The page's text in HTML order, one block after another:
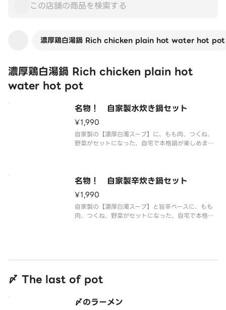
濃厚鶏白湯鍋 Rich chicken plain hot water hot pot
濃厚鶏白湯鍋 Rich chicken plain hot
water hot pot
名物！ 自家製水炊き鍋セット
¥1,990
自家製の【濃厚白濁スープ】に、もも肉、つくね、
野菜がセットになった、自宅で本格鍋が楽しめます
の調理が必要となります。
名物！ 自家製辛炊き鍋セット
¥1,990
自家製の【濃厚白濁スープ】と旨辛ベースに、もも
肉、つくね、野菜がセットになった、自宅で本格鍋
※追加もも肉
〆 The last of pot
〆のラーメン